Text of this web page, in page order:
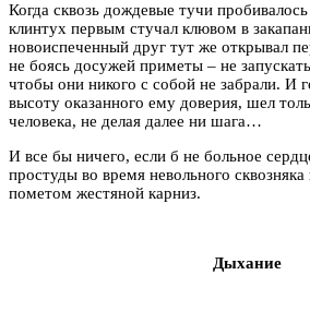
Когда сквозь дождевые тучи пробивалось
клинтух первым стучал клювом в
новоиспеченный друг тут же открывал
не боясь досужей приметы – не
чтобы они никого с собой не забрали. И
высоту оказанного ему доверия, шел
человека, не делая далее ни шага…
И все бы ничего, если б не больное
простуды во время невольного
пометом жестяной карниз.
Дыхание